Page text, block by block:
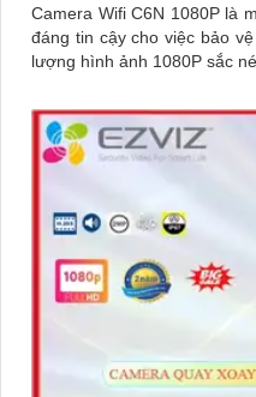
Camera Wifi C6N 1080P là
đáng tin cậy cho việc bảo vệ
lượng hình ảnh 1080P sắc